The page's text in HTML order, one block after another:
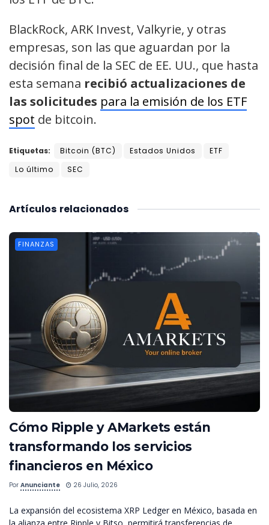
BlackRock, ARK Invest, Valkyrie, y otras
empresas, son las que aguardan por la
decisión final de la SEC de EE. UU., que hasta
esta semana recibió actualizaciones de
las solicitudes para la emisión de los ETF
spot de bitcoin.
Etiquetas: Bitcoin (BTC) Estados Unidos
ETF
Lo último
SEC
relacionados
Artículos
FINANZAS
Cómo Ripple y AMarkets están
transformando los servicios
financieros en México
Por Anunciante 26 Julio, 2026
La expansión del ecosistema XRP Ledger en México, basada en